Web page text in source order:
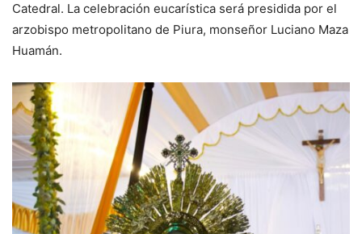
Catedral. La celebración eucarística será presidida por el
arzobispo metropolitano de Piura, monseñor Luciano Maza
Huamán.